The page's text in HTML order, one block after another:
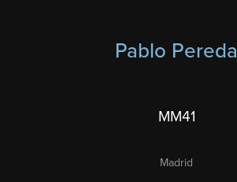
Pablo Pereda
MM41
Madrid